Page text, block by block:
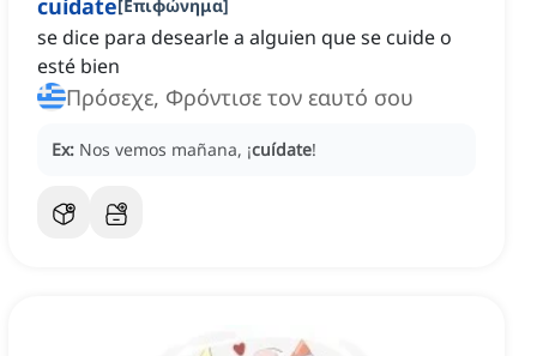
cuídate[Επιφώνημα]
se dice para desearle a alguien que se cuide o
esté bien
Πρόσεχε, Φρόντισε τον εαυτό σου
Ex: Nos vemos mañana, ¡cuídate!